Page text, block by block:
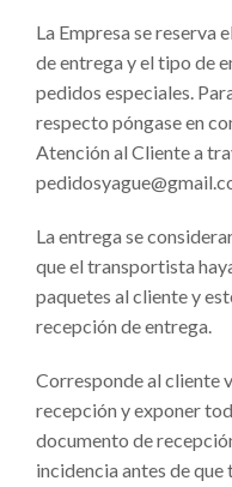
La Empresa se reserva
de entrega y el tipo de
pedidos especiales.
respecto póngase en
Atención al Cliente a
La entrega se
que el transportista
paquetes al cliente y
recepción de entrega.
Corresponde al cliente
recepción y exponer
documento de
incidencia antes de que